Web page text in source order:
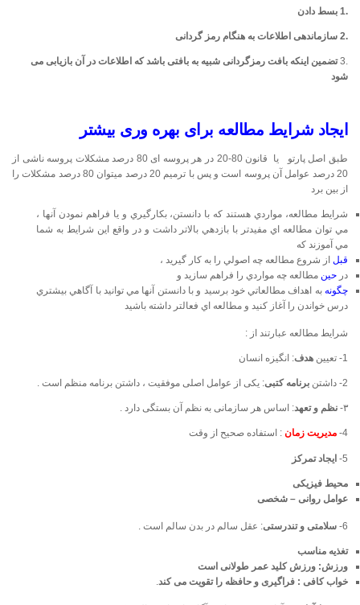
.1 بسط دادن
.2 سازماندهی اطلاعات به هنگام رمز گردانی
.3 تضمین اینکه بافت رمزگردانی شبیه به بافتی باشد که اطلاعات در آن بازیابی می
شود
ایجاد شرایط مطالعه برای بهره وری بيشتر
طبق اصل پارتو یا قانون 80-20 در هر پروسه ای 80 درصد مشکلات پروسه ناشی از
20 درصد عوامل آن پروسه است و پس با ترمیم 20 درصد میتوان 80 درصد مشکلات را
از بین برد
شرايط مطالعه، مواردي هستند كه با دانستن، بكارگيري و يا فراهم نمودن آنها ،
مي توان مطالعه اي مفيدتر با بازدهي بالاتر داشت و در واقع اين شرايط به شما
مي آموزند كه
قبل از شروع مطالعه چه اصولي را به كار گيريد ،
در حين مطالعه چه مواردي را فراهم سازيد و
چگونه به اهداف مطالعاتي خود برسيد و با دانستن آنها مي توانيد با آگاهي بيشتري
درس خواندن را آغاز كنيد و مطالعه اي فعالتر داشته باشيد
شرایط مطالعه عبارتند از :
1- تعیین هدف: انگیزه انسان
2- داشتن برنامه کتبی: يكی از عوامل اصلی موفقيت ، داشتن برنامه منظم است .
۳- نظم و تعهد: اساس هر سازمانی به نظم آن بستگی دارد .
4- مدیریت زمان : استفاده صحيح از وقت
5- ایجاد تمرکز
محیط فیزیکی
عوامل روانی – شخصی
6- سلامتی و تندرستی: عقل سالم در بدن سالم است .
تغذيه مناسب
ورزش: ورزش كليد عمر طولانی است
خواب كافی : فراگيری و حافظه را تقويت می كند.